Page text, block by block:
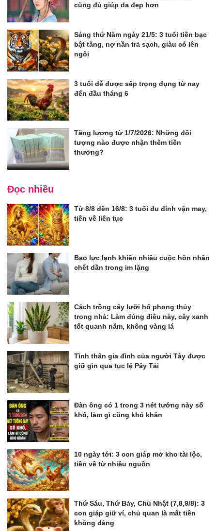
cũng đủ giúp da đẹp hơn
Sáng thứ Năm ngày 21/5: 3 tuổi tiền bạc
bật tăng, nợ nần trả sạch, giàu có lên
ngôi
3 tuổi dễ được sếp trọng dụng từ nay
đến đầu tháng 6
Tăng lương từ 1/7/2026: Những đối
tượng nào được nhận thêm tiền
thưởng?
Đọc nhiều
Từ 8/8 đến 16/8: 3 tuổi đu đỉnh vận may,
tiền về liên tục
Bạo lực lạnh khiến nhiều cuộc hôn nhân
chết dần trong im lặng
Cách trồng cây lưỡi hổ phong thủy
trong nhà: Làm đúng điều này, cây xanh
tốt quanh năm, không vàng lá
Tình thân gia đình của người Tày được
giữ gìn qua tục lệ Pây Tái
Đàn ông có 1 trong 3 nét tướng này số
khổ, làm gì cũng khó khăn
10 ngày tới: 3 con giáp mở kho tài lộc,
tiền về từ nhiều nguồn
Thứ Sáu, Thứ Bảy, Chủ Nhật (7,8,9/8): 3
con giáp giữ ví, chủ quan là mất tiền
không đáng